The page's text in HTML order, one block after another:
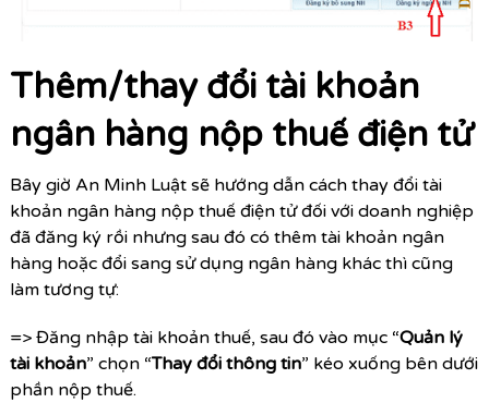
Thêm/thay đổi tài khoản
ngân hàng nộp thuế điện tử
Bây giờ An Minh Luật sẽ hướng dẫn cách thay đổi tài
khoản ngân hàng nộp thuế điện tử đối với doanh nghiệp
đã đăng ký rồi nhưng sau đó có thêm tài khoản ngân
hànghoặc đổi sang sử dụng ngân hàng khácthì cũng
làm tương tự:
=> Đăng nhập tài khoản thuế, sau đó vào mục “Quản lý
tài khoản” chọn “Thay đổi thông tin” kéo xuống bên dưới
phần nộp thuế.